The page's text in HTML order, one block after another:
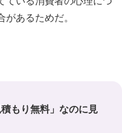
あるためだ。
もり無料」なのに見